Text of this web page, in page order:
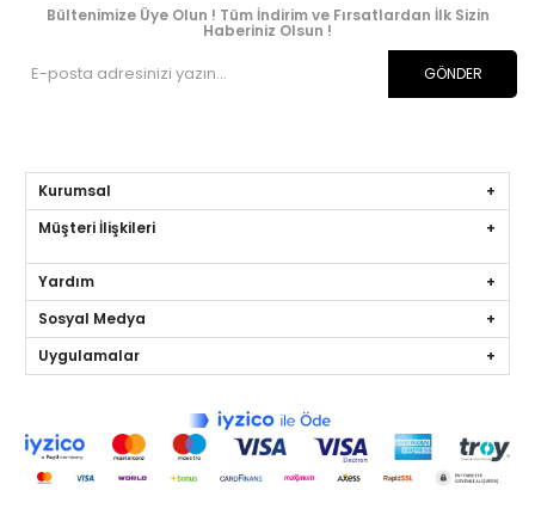
Bültenimize Üye Olun ! Tüm İndirim ve Fırsatlardan İlk Sizin
Haberiniz Olsun !
GÖNDER
Kurumsal
Müşteri İlişkileri
Yardım
Sosyal Medya
Uygulamalar